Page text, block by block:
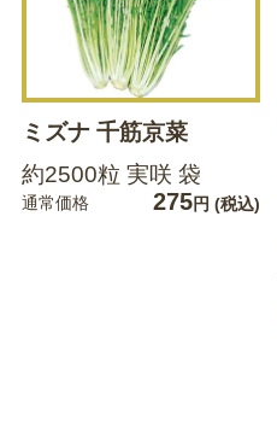
ミズナ 千筋京菜
約2500粒 実咲 袋
通常価格 275円 (税込)